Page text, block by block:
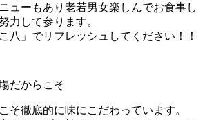
ューもあり老若男女楽しんでお食事し
力して参ります。
八」でリフレッシュしてください！！
だからこそ
そ徹底的に味にこだわっています。